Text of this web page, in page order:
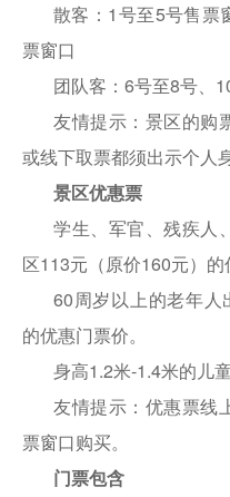
散客：1号至5号售票
票窗口
团队客：6号至8号、
友情提示：景区的购
或线下取票都须出示个人
景区优惠票
学生、军官、残疾人
区113元（原价160元）的
60周岁以上的老年人
的优惠门票价。
身高1.2米-1.4米的儿
友情提示：优惠票线
票窗口购买。
门票包含